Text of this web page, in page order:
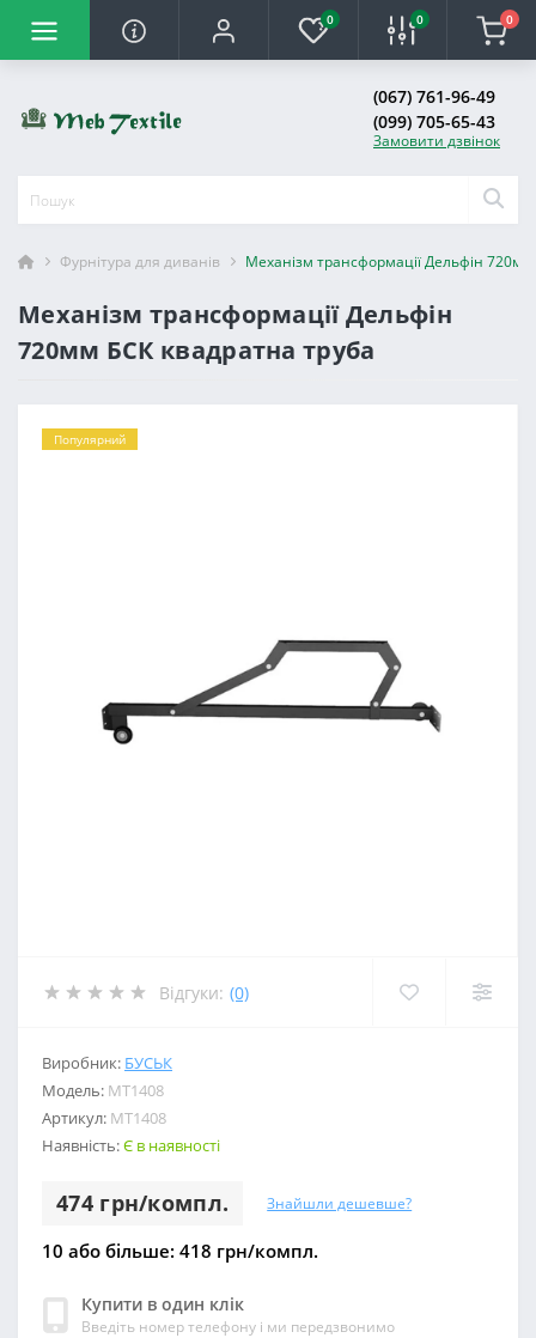
0 0 0
(067) 761-96-49
(099) 705-65-43
Замовити дзвінок
Фурнітура для диванів Механізм трансформації Дельфін
Механізм трансформації Дельфін
720мм БСК квадратна труба
Популярний
Відгуки: (0)
Виробник: БУСЬК
Модель: МТ1408
Артикул: МТ1408
Наявність:Є в наявності
474 грн/компл. Знайшли дешевше?
10 або більше: 418 грн/компл.
Купити в один клік
Введіть номер телефону і ми передзвонимо